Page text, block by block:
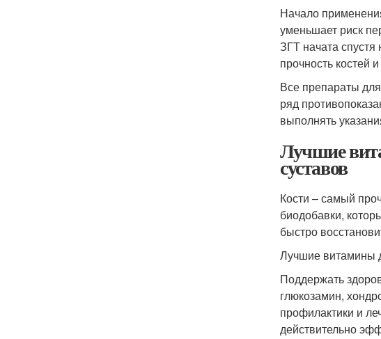
Начало
уменьшает риск
ЗГТ начата
прочность костей
Все препараты
ряд
выполнять
Лучшие
суставов
Кости – самый
биодобавки,
быстро
Лучшие витамины
Поддержать
глюкозамин,
профилактики и
действительно